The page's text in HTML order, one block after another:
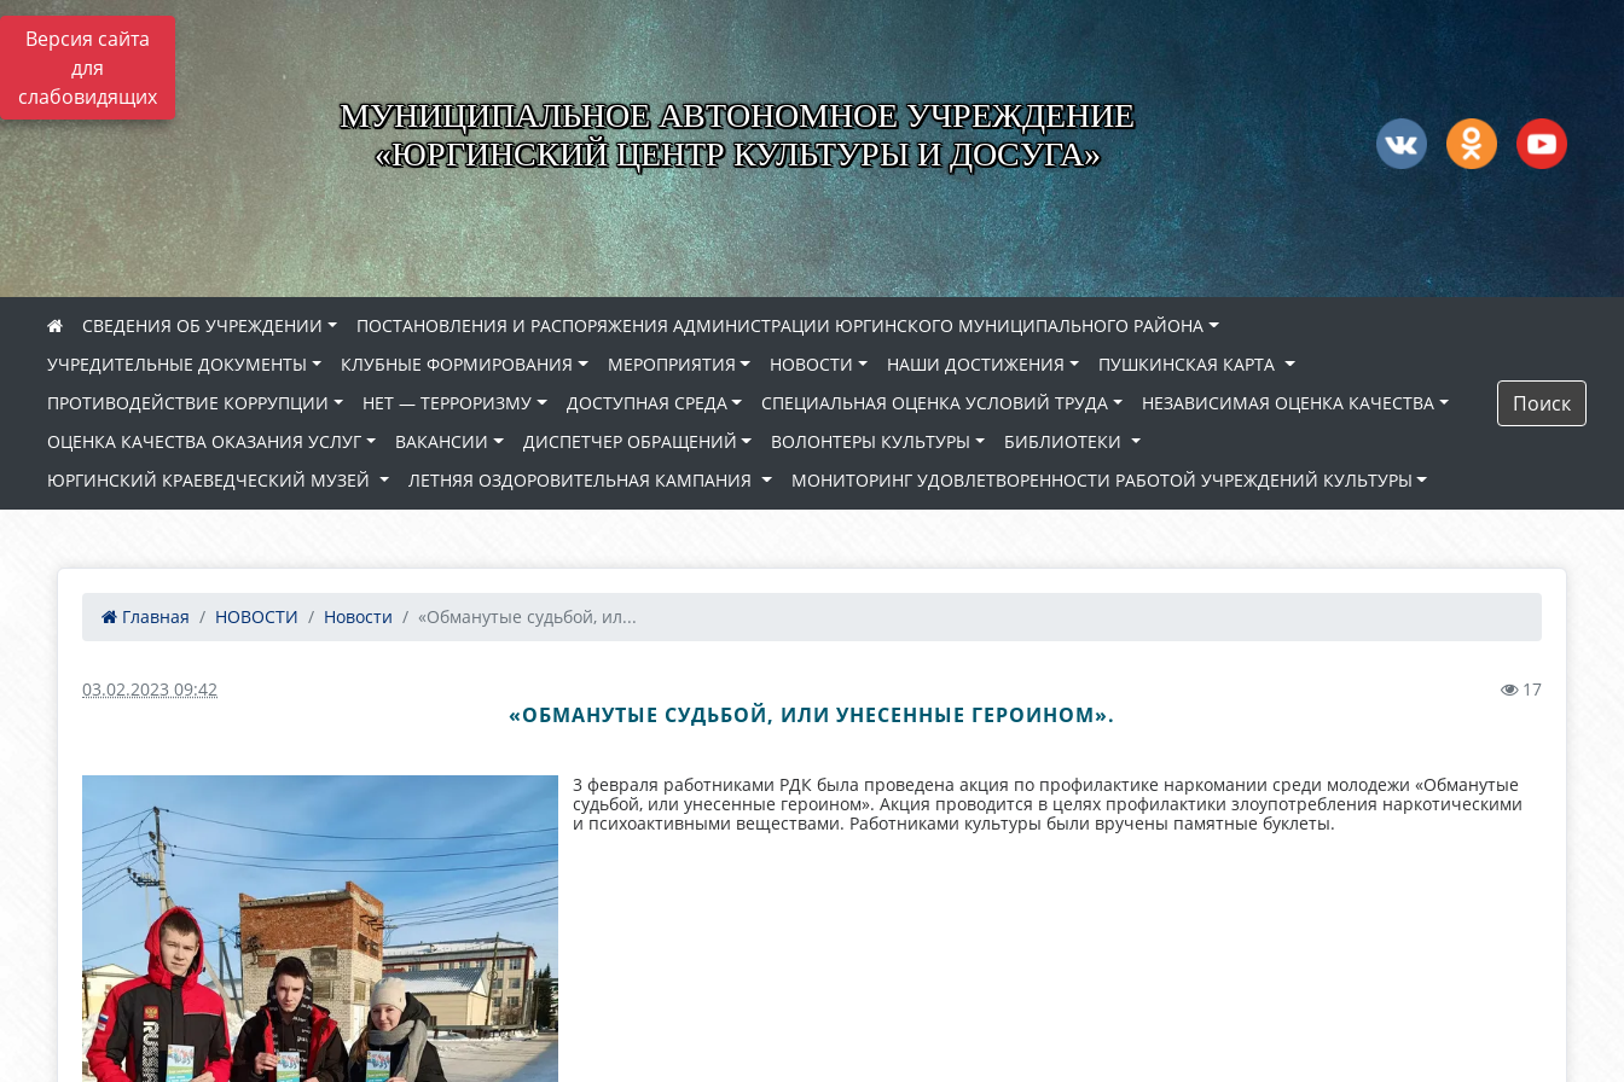
Версия сайта
для
слабовидящих
МУНИЦИПАЛЬНОЕ АВТОНОМНОЕ УЧРЕЖДЕНИЕ
«ЮРГИНСКИЙ ЦЕНТР КУЛЬТУРЫ И ДОСУГА»
СВЕДЕНИЯ ОБ УЧРЕЖДЕНИИ
ПОСТАНОВЛЕНИЯ И РАСПОРЯЖЕНИЯ АДМИНИСТРАЦИИ ЮРГИНСКОГО МУНИЦИПАЛЬНОГО РАЙОНА
УЧРЕДИТЕЛЬНЫЕ ДОКУМЕНТЫ
КЛУБНЫЕ ФОРМИРОВАНИЯ МЕРОПРИЯТИЯ НОВОСТИ НАШИ ДОСТИЖЕНИЯ
ПУШКИНСКАЯ КАРТА
ПРОТИВОДЕЙСТВИЕ КОРРУПЦИИ
НЕТ — ТЕРРОРИЗМУ ДОСТУПНАЯ СРЕДА СПЕЦИАЛЬНАЯ ОЦЕНКА УСЛОВИЙ ТРУДА
НЕЗАВИСИМАЯ ОЦЕНКА КАЧЕСТВА
ОЦЕНКА КАЧЕСТВА ОКАЗАНИЯ УСЛУГ
ВАКАНСИИ ДИСПЕТЧЕР ОБРАЩЕНИЙ ВОЛОНТЕРЫ КУЛЬТУРЫ
БИБЛИОТЕКИ
ЮРГИНСКИЙ КРАЕВЕДЧЕСКИЙ МУЗЕЙ
ЛЕТНЯЯ ОЗДОРОВИТЕЛЬНАЯ КАМПАНИЯ МОНИТОРИНГ УДОВЛЕТВОРЕННОСТИ РАБОТОЙ УЧРЕЖДЕНИЙ КУЛЬТУРЫ
Поиск
Главная НОВОСТИ Новости «Обманутые судьбой, ил...
03.02.2023 09:42 17
«ОБМАНУТЫЕ СУДЬБОЙ, ИЛИ УНЕСЕННЫЕ ГЕРОИНОМ».
3 февраля работниками РДК была проведена акция по профилактике наркомании среди молодежи «Обманутые
судьбой, или унесенные героином». Акция проводится в целях профилактики злоупотребления наркотическими
и психоактивными веществами. Работниками культуры были вручены памятные буклеты.